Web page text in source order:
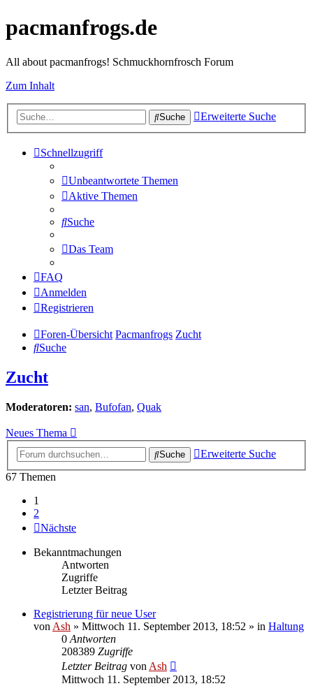
pacmanfrogs.de
All about pacmanfrogs! Schmuckhornfrosch Forum
Zum Inhalt
Suche Erweiterte Suche
Schnellzugriff
Unbeantwortete Themen
Aktive Themen
Suche
Das Team
FAQ
Anmelden
Registrieren
Foren-Übersicht Pacmanfrogs Zucht
Suche
Zucht
Moderatoren: san, Bufofan, Quak
Neues Thema
Suche
Erweiterte Suche
67 Themen
1
2
Nächste
Bekanntmachungen
Antworten
Zugriffe
Letzter Beitrag
Registrierung für neue User
von Ash » Mittwoch 11. September 2013, 18:52 » in Haltung
0 Antworten
208389 Zugriffe
Letzter Beitrag von Ash
Mittwoch 11. September 2013, 18:52